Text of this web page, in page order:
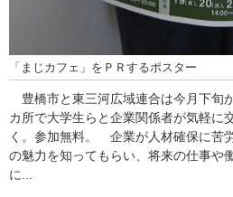
「まじカフェ」をＰＲするポスター
豊橋市と東三河広域連合は今月下旬
カ所で大学生らと企業関係者が気軽に
く。参加無料。 企業が人材確保に苦
の魅力を知ってもらい、将来の仕事や
に...